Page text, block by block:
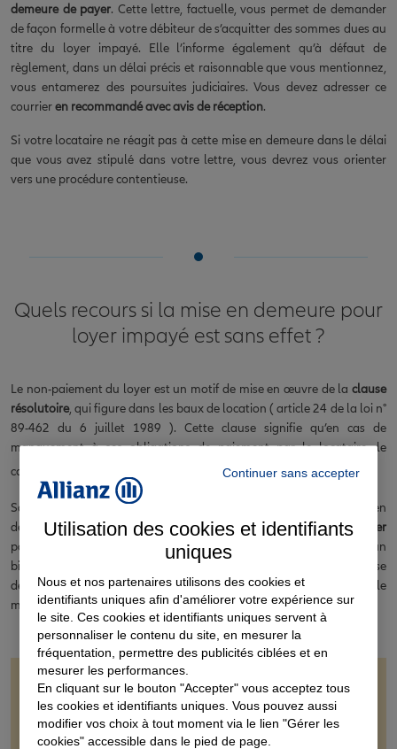
demeure de payer. Cette lettre, factuelle, vous permet de demander
de façon formelle à votre débiteur de s’acquitter des sommes dues au
titre du loyer impayé. Elle l’informe également qu’à défaut de
règlement, dans un délai précis et raisonnable que vous mentionnez,
vous entamerez des poursuites judiciaires. Vous devez adresser ce
courrieren recommandé avec avis de réception.
Si votre locataire ne réagit pas à cette mise en demeure dans le délai
que vous avez stipulé dans votre lettre, vous devrez vous orienter
vers une procédure contentieuse.
Quels recours si la mise en demeure pour
loyer impayé est sans effet ?
Le non-paiement du loyer est un motif de mise en œuvre de la clause
résolutoire, qui figure dans les baux de location ( article 24 de la loi n°
89-462 du 6 juillet 1989 ). Cette clause signifie qu’en cas de
manquement à ses obligations de paiement par le locataire, le
contrat de bail peut être
Sans action de la part du locataire après réception de la mise en
demeure, vous devez lui faire délivrer uncommandement de payer
par un commissaire de justice. Il s’agit d’un acte juridique dressant un
bilan complet et détaillé de la dette locative. Votre locataire dispose
de six semaines pour s’en acquitter. Il s’agit d’une procédure dont le
montant est à la charge du locataire.
Bon à savoir
Le commandement de payer est le moyen dont vous
Continuer sans accepter
Utilisation des cookies et identifiants
uniques
Nous et nos partenaires utilisons des cookies et
identifiants uniques afin d'améliorer votre expérience sur
le site. Ces cookies et identifiants uniques servent à
personnaliser le contenu du site, en mesurer la
fréquentation, permettre des publicités ciblées et en
mesurer les performances.
En cliquant sur le bouton "Accepter" vous acceptez tous
les cookies et identifiants uniques. Vous pouvez aussi
modifier vos choix à tout moment via le lien "Gérer les
cookies" accessible dans le pied de page.